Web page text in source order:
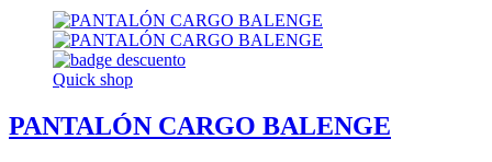
Quick shop
PANTALÓN CARGO BALENGE